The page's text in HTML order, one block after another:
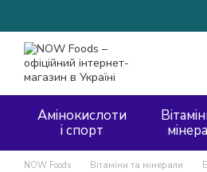
Амінокислоти
і спорт
NOW Foods Вітаміни та мінерали